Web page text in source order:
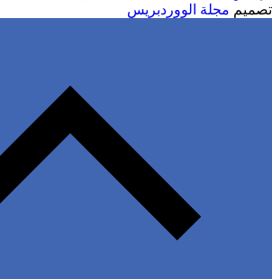
تصميم مجلة الووردبريس